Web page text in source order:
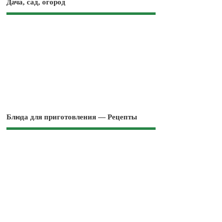
Дача, сад, огород
Блюда для приготовления — Рецепты